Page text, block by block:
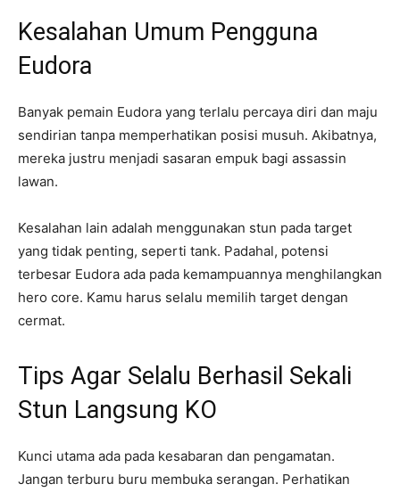
Kesalahan Umum Pengguna
Eudora
Banyak pemain Eudora yang terlalu percaya diri dan maju
sendirian tanpa memperhatikan posisi musuh. Akibatnya,
mereka justru menjadi sasaran empuk bagi assassin
lawan.
Kesalahan lain adalah menggunakan stun pada target
yang tidak penting, seperti tank. Padahal, potensi
terbesar Eudora ada pada kemampuannya menghilangkan
hero core. Kamu harus selalu memilih target dengan
cermat.
Tips Agar Selalu Berhasil Sekali
Stun Langsung KO
Kunci utama ada pada kesabaran dan pengamatan.
Jangan terburu buru membuka serangan. Perhatikan